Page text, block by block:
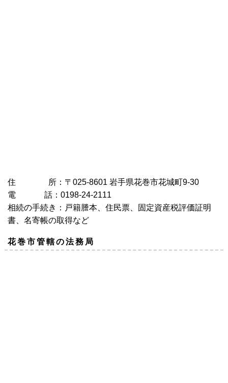
住 所：〒025-8601 岩手県花巻市花城町9-30
電 話：0198-24-2111
相続の手続き：戸籍謄本、住民票、固定資産税評価証明
書、名寄帳の取得など
花巻市管轄の法務局